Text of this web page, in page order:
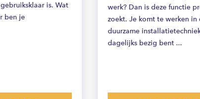
is. Wat
ben je
werk? Dan is deze functie
zoekt. Je komt te werken in
duurzame
dagelijks bezig bent ...